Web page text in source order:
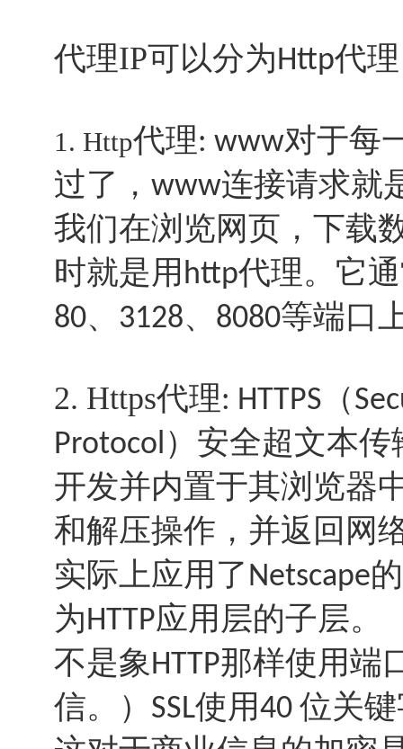
代理IP可以分为Http代
1. Http代理: www对于每
过了， www连接请求就
我们在浏览网页，下载
时就是用 http代理。它
80、 3128、 8080等端口
2. Https代理: HTTPS （
Protocol）安全超文本
开发并内置于其浏览器
和解压操作，并返回网
实际上应用了Netscape
为HTTP应用层的子层。
不是象HTTP那样使用端
信。） SSL使用40 位关